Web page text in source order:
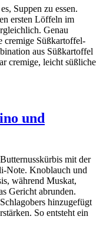
Suppen zu essen.
ersten Löffeln im
Genau
cremige Süßkartoffel-
aus Süßkartoffel
cremige, leicht süßliche
und
mit der
Note. Knoblauch und
während Muskat,
Gericht abrunden.
hinzugefügt
So entsteht ein